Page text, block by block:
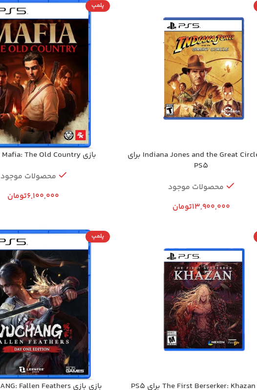
بازی Indiana Jones and the Great Circle برای
PS5
محصولات موجود
13,900,000تومان
پلمپ
بازی Mafia: The Old Country برای PS5
محصولات موجود
6,100,000تومان
پلمپ